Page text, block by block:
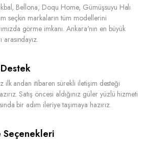
Bellona, Doqu Home, Gümüşsuyu Halı
seçkin markaların tüm modellerini
görme imkanı. Ankara'nın en büyük
ilk andan itibaren sürekli iletişim desteği
Satış öncesi aldığınız güler yüzlü hizmeti
bir adım ileriye taşımaya hazırız.
Seçenekleri